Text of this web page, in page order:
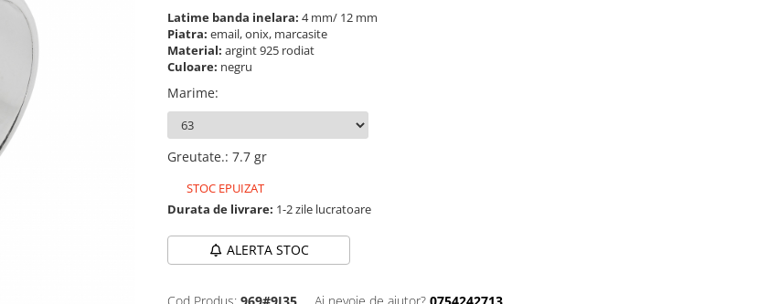
Latime banda inelara: 4 mm/ 12 mm
Piatra: email, onix, marcasite
Material: argint 925 rodiat
Culoare: negru
Marime:
Greutate.: 7.7 gr
STOC EPUIZAT
Durata de livrare: 1-2 zile lucratoare
ALERTA STOC
Cod Produs: 969#9I35 Ai nevoie de ajutor? 0754242713